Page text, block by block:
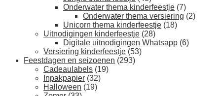
Onderwater thema kinderfeestje (7)
Onderwater thema versiering (2)
Unicorn thema kinderfeestje (18)
Uitnodigingen kinderfeestje (28)
Digitale uitnodigingen Whatsapp (6)
Versiering kinderfeestje (53)
Feestdagen en seizoenen (293)
Cadeaulabels (19)
Inpakpapier (32)
Halloween (19)